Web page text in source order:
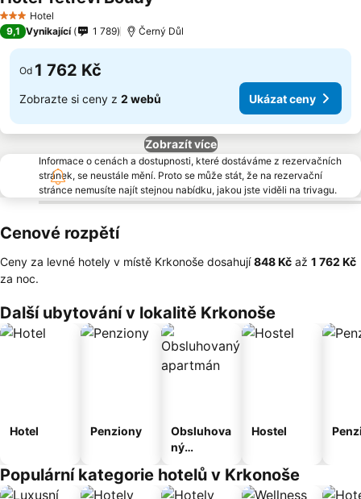
3 Počet hvězdiček
Hotel
9,1 Vynikající 1 789 Černý Důl
Od 1 762 Kč
Zobrazte si ceny z 2 webů Ukázat ceny
Zobrazít více
Informace o cenách a dostupnosti, které dostáváme z rezervačních
stránek, se neustále mění. Proto se může stát, že na rezervační
stránce nemusíte najít stejnou nabídku, jakou jste viděli na trivagu.
Cenové rozpětí
Ceny za levné hotely v místě Krkonoše dosahují‎848 Kč až ‎1 762 Kč
za noc.
Další ubytování v lokalitě Krkonoše
Hotel Penziony
Obsluhova
ný
Hostel
Populární kategorie hotelů v Krkonoše